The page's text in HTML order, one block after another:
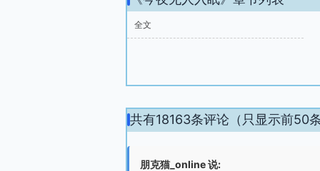
全文
共有18163条评论（只显示前50条
朋克猫_online 说: